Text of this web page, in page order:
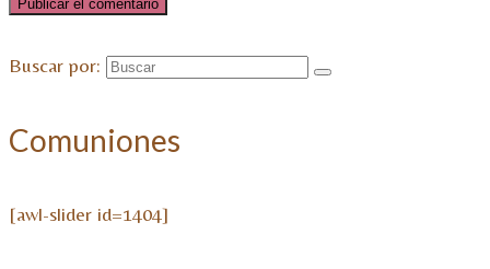
Buscar por:
Comuniones
[awl-slider id=1404]